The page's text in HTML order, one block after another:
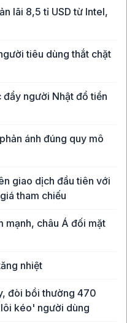
lãi 8,5 tỉ USD từ Intel,
tiêu dùng thắt chặt
người Nhật đổ tiền
ánh đúng quy mô
giao dịch đầu tiên với
tham chiếu
mạnh, châu Á đối mặt
nhiệt
đòi bồi thường 470
kéo' người dùng